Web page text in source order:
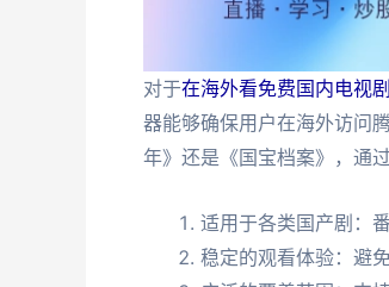
对于在海外看免费国内电视
器能够确保用户在海外访问
年》还是《国宝档案》，通
适用于各类国产剧：
稳定的观看体验：避